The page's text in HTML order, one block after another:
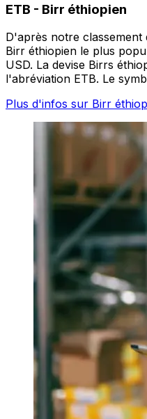
ETB - Birr éthiopien
D'après notre classement
Birr éthiopien le plus
USD. La devise Birrs
l'abréviation ETB. Le
Plus d'infos sur Birr